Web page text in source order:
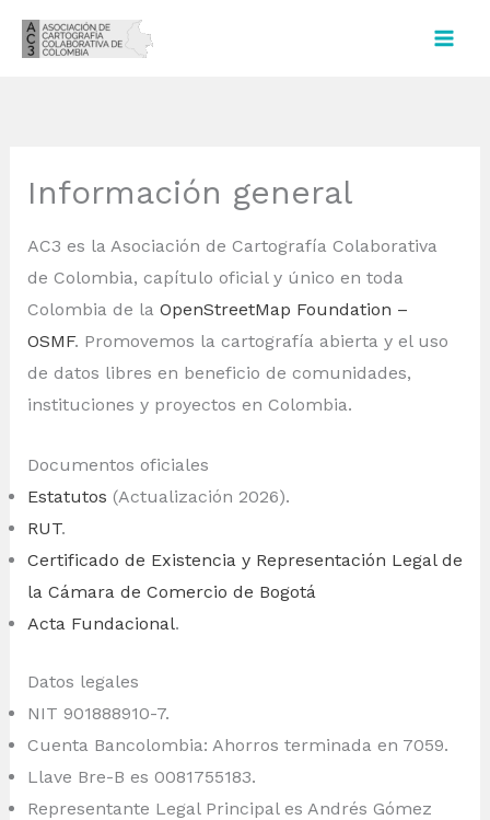
Información general
AC3 es la Asociación de Cartografía Colaborativa
de Colombia, capítulo oficial y único en toda
Colombia de la OpenStreetMap Foundation –
OSMF. Promovemos la cartografía abierta y el uso
de datos libres en beneficio de comunidades,
instituciones y proyectos en Colombia.
Documentos oficiales
Estatutos (Actualización 2026).
RUT.
Certificado de Existencia y Representación Legal de
la Cámara de Comercio de Bogotá
Acta Fundacional.
Datos legales
NIT 901888910-7.
Cuenta Bancolombia: Ahorros terminada en 7059.
Llave Bre-B es 0081755183.
Representante Legal Principal es Andrés Gómez